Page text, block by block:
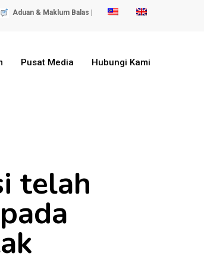
Aduan & Maklum Balas |
Pusat Media Hubungi Kami
telah